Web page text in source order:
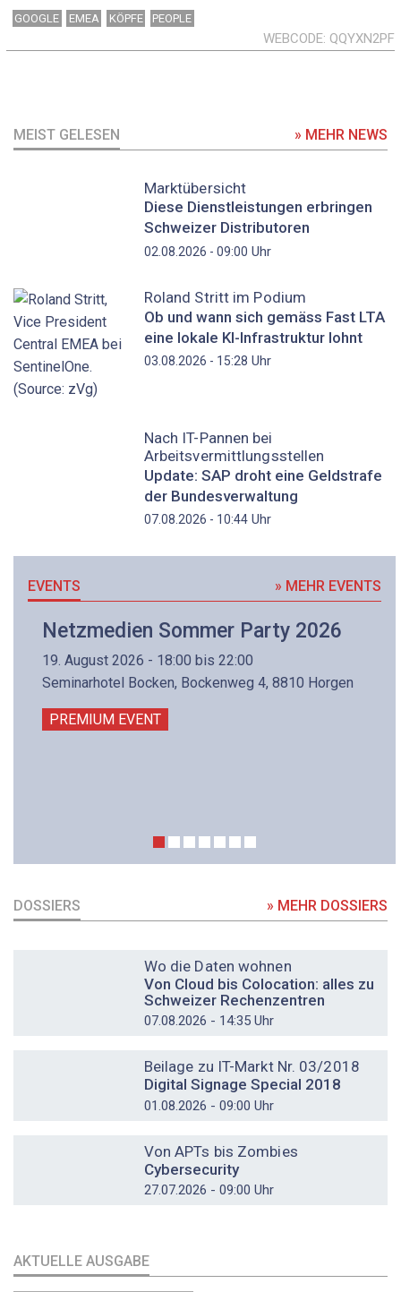
GOOGLE EMEA KÖPFE PEOPLE
WEBCODE QQYXN2PF
MEIST GELESEN » MEHR NEWS
Marktübersicht
Diese Dienstleistungen erbringen
Schweizer Distributoren
02.08.2026 - 09:00 Uhr
Roland Stritt im Podium
Ob und wann sich gemäss Fast LTA
eine lokale KI-Infrastruktur lohnt
03.08.2026 - 15:28 Uhr
Nach IT-Pannen bei
Arbeitsvermittlungsstellen
Update: SAP droht eine Geldstrafe
der Bundesverwaltung
07.08.2026 - 10:44Uhr
EVENTS » MEHR EVENTS
Netzmedien Sommer Party 2026
19. August 2026 - 18:00 bis 22:00
Seminarhotel Bocken, Bockenweg 4, 8810 Horgen
PREMIUM EVENT
DOSSIERS » MEHR DOSSIERS
Wo die Daten wohnen
Von Cloud bis Colocation: alles zu
Schweizer Rechenzentren
07.08.2026 - 14:35 Uhr
Beilage zu IT-Markt Nr. 03/2018
Digital Signage Special 2018
01.08.2026 - 09:00 Uhr
Von APTs bis Zombies
Cybersecurity
27.07.2026 - 09:00 Uhr
AKTUELLE AUSGABE